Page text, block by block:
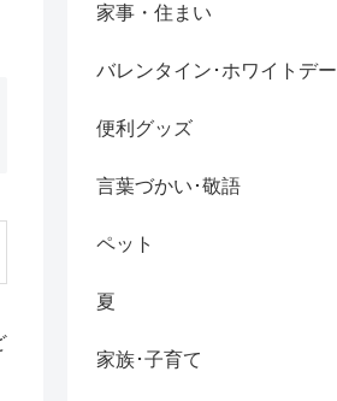
家事・住まい
バレンタイン･ホワイトデー
便利グッズ
言葉づかい･敬語
ペット
夏
家族･子育て